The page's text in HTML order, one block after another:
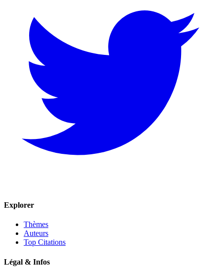
Explorer
Thèmes
Auteurs
Top Citations
Légal & Infos